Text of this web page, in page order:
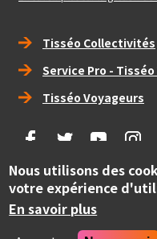
Right_footer
Tisséo Collectivités
Service Pro -
Tisséo Voyageurs
social
Copyright
© Tisséo Collectivités
mobilités de la grande
Nous utilisons des
votre expérience
En savoir plus